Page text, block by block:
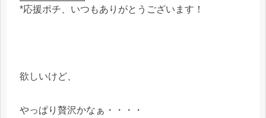
*応援ポチ、いつもありがとうございます！
欲しいけど、
やっぱり贅沢かなぁ・・・・